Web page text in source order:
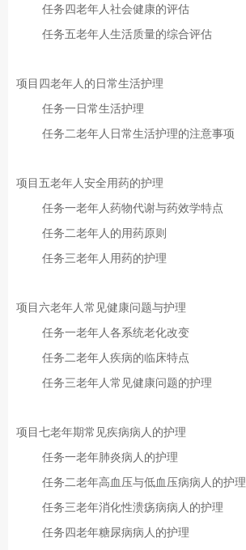
任务四老年人社会健康的评估
任务五老年人生活质量的综合评估
项目四老年人的日常生活护理
任务一日常生活护理
任务二老年人日常生活护理的注意事项
项目五老年人安全用药的护理
任务一老年人药物代谢与药效学特点
任务二老年人的用药原则
任务三老年人用药的护理
项目六老年人常见健康问题与护理
任务一老年人各系统老化改变
任务二老年人疾病的临床特点
任务三老年人常见健康问题的护理
项目七老年期常见疾病病人的护理
任务一老年肺炎病人的护理
任务二老年高血压与低血压病病人的护理
任务三老年消化性溃疡病病人的护理
任务四老年糖尿病病人的护理